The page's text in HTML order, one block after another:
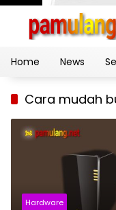
Home News
Cara mudah
Hardware